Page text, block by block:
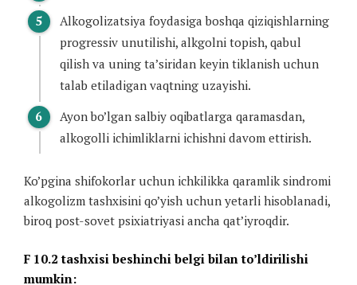
Alkogolizatsiya foydasiga boshqa qiziqishlarning
progressiv unutilishi, alkgolni topish, qabul
qilish va uning ta’siridan keyin tiklanish uchun
talab etiladigan vaqtning uzayishi.
Ayon bo’lgan salbiy oqibatlarga qaramasdan,
alkogolli ichimliklarni ichishni davom ettirish.
Ko’pgina shifokorlar uchun ichkilikka qaramlik sindromi
alkogolizm tashxisini qo’yish uchun yetarli hisoblanadi,
biroq post-sovet psixiatriyasi ancha qat’iyroqdir.
F 10.2 tashxisi beshinchi belgi bilan to’ldirilishi
mumkin: